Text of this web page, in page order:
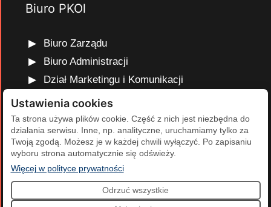
Biuro PKOl
Biuro Zarządu
Biuro Administracji
Dział Marketingu i Komunikacji
Dział Edukacji Olimpijskiej
Dział Finansów i Kadr
Dział Projektów Olimpijskich
Dział Programów Rozwojowych
Ustawienia cookies
Ta strona używa plików cookie. Część z nich jest niezbędna do
działania serwisu. Inne, np. analityczne, uruchamiamy tylko za
Twoją zgodą. Możesz je w każdej chwili wyłączyć. Po zapisaniu
wyboru strona automatycznie się odświeży.
Więcej w polityce prywatności(otwiera się w nowej karcie)
Odrzuć wszystkie